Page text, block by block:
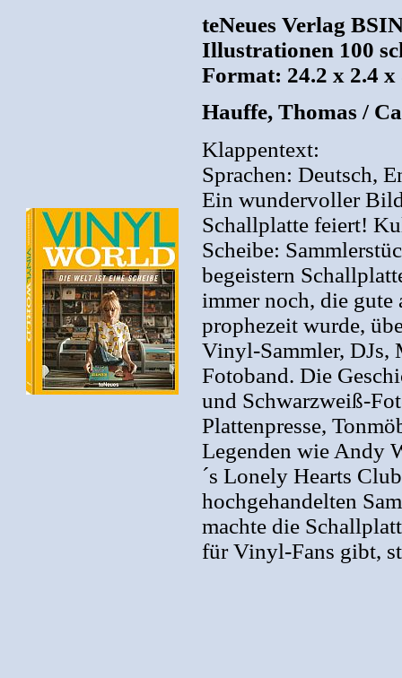
teNeues Verlag
Illustrationen 100
Format: 24.2 x 2.4 x
Hauffe, Thomas /
Klappentext:
Sprachen: Deutsch,
Ein wundervoller
Schallplatte feiert!
Scheibe:
begeistern
immer noch, die
prophezeit wurde,
Vinyl-Sammler, DJs,
Fotoband. Die
und Schwarzweiß-
Plattenpresse,
Legenden wie Andy
´s Lonely Hearts
hochgehandelten
machte die
für Vinyl-Fans gibt,